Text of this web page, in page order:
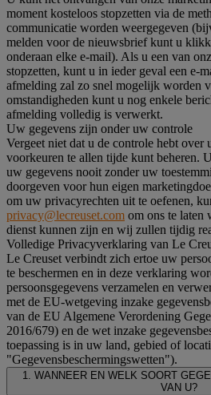
moment kosteloos stopzetten via de
communicatie worden weergegeven
melden voor de nieuwsbrief kunt u
onderaan elke e-mail). Als u een van
stopzetten, kunt u in ieder geval een e-
afmelding zal zo snel mogelijk worden
omstandigheden kunt u nog enkele
afmelding volledig is verwerkt.
Uw gegevens zijn onder uw controle
Vergeet niet dat u de controle hebt over
voorkeuren te allen tijde kunt beheren.
uw gegevens nooit zonder uw
doorgeven voor hun eigen
om uw privacyrechten uit te oefenen,
privacy@lecreuset.com om ons te laten
dienst kunnen zijn en wij zullen tijdig
Volledige Privacyverklaring van Le
Le Creuset verbindt zich ertoe uw
te beschermen en in deze verklaring
persoonsgegevens verzamelen en
met de EU-wetgeving inzake
van de EU Algemene Verordening
2016/679) en de wet inzake
toepassing is in uw land, gebied of
"Gegevensbeschermingswetten").
1. WANNEER EN WELK SOORT
VAN U?